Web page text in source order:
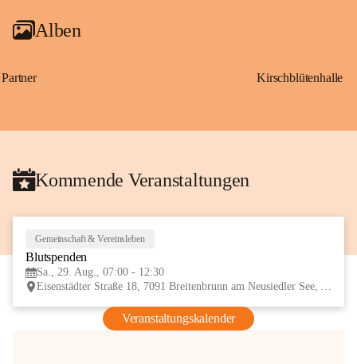
Alben
Partner Kirschblütenhalle
Kommende Veranstaltungen
Gemeinschaft & Vereinsleben
Blutspenden
Sa., 29. Aug., 07:00 - 12:30
Eisenstädter Straße 18, 7091 Breitenbrunn am Neusiedler See, AUT
Veranstaltungskalender